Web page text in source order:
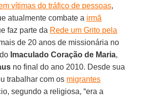
vítimas do tráfico de pessoas,
atualmente combate a irmã
faz parte da Rede um Grito pela
de 20 anos de missionária no
Imaculado Coração de Maria,
no final do ano 2010. Desde sua
trabalhar com os migrantes
segundo a religiosa, “era a